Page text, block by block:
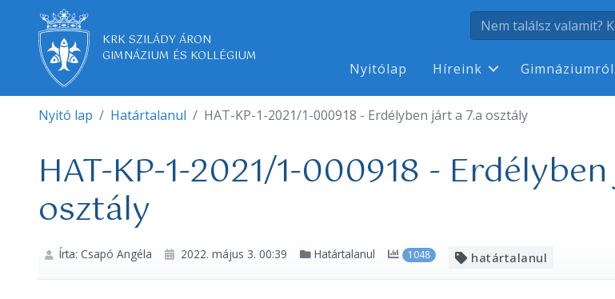
KRK SZILÁDY ÁRON
GIMNÁZIUM ÉS KOLLÉGIUM
Nyitólap Híreink Gimnáziumról
Nyitó lap Határtalanul HAT-KP-1-2021/1-000918 - Erdélyben járt a 7.a osztály
HAT-KP-1-2021/1-000918 -
osztály
Írta: Csapó Angéla 2022. május 3. 00:39 Határtalanul 1048 határtalanul